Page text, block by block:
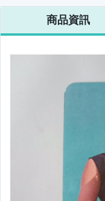
商品資訊